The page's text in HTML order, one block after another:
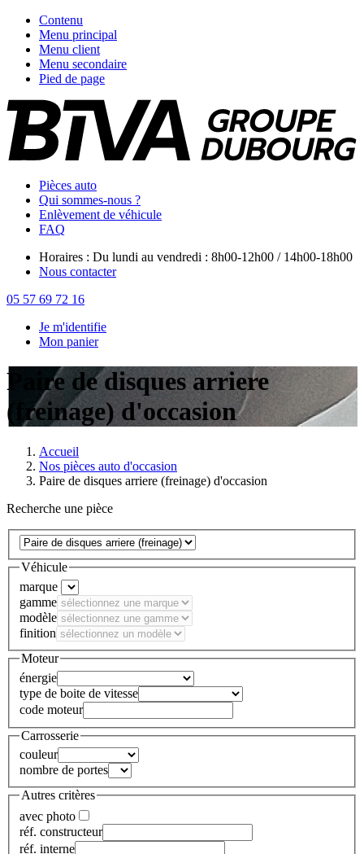
Contenu
Menu principal
Menu client
Menu secondaire
Pied de page
Pièces auto
Qui sommes-nous ?
Enlèvement de véhicule
FAQ
Horaires : Du lundi au vendredi : 8h00-12h00 / 14h00-18h00
Nous contacter
05 57 69 72 16
Je m'identifie
Mon panier
Paire de disques arriere
(freinage) d'occasion
Accueil
Nos pièces auto d'occasion
Paire de disques arriere (freinage) d'occasion
Recherche une pièce
Véhicule
marque
gamme
modèle
finition
Moteur
énergie
type de boite de vitesse
code moteur
Carrosserie
couleur
nombre de portes
Autres critères
avec photo
réf. constructeur
réf. interne